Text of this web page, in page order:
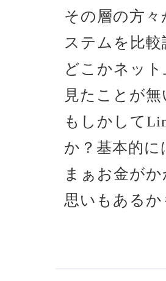
その層の方々
ステムを比
どこかネッ
見たことが
もしかして
か？基本的
まぁお金が
思いもある